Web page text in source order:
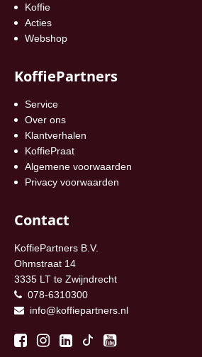
Koffie
Acties
Webshop
KoffiePartners
Service
Over ons
Klantverhalen
KoffiePraat
Algemene voorwaarden
Privacy voorwaarden
Contact
KoffiePartners B.V.
Ohmstraat 14
3335 LT te Zwijndrecht
078-6310300
info@koffiepartners.nl